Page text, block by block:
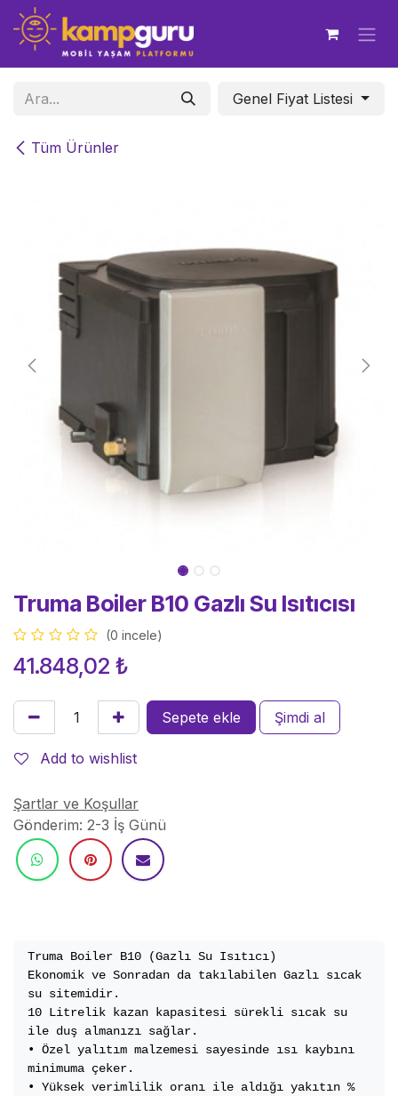
İçereği Atla
Tüm Ürünler
Genel Fiyat Listesi
Truma Boiler B10 Gazlı Su Isıtıcısı
(0 incele)
41.848,02 ₺
Sepete ekle Şimdi al
Add to wishlist
Şartlar ve Koşullar
Gönderim: 2-3 İş Günü
Truma Boiler B10 (Gazlı Su Isıtıcı)
Ekonomik ve Sonradan da takılabilen Gazlı sıcak
su sitemidir.
10 Litrelik kazan kapasitesi sürekli sıcak su
ile duş almanızı sağlar.
• Özel yalıtım malzemesi sayesinde ısı kaybını
minimuma çeker.
• Yüksek verimlilik oranı ile aldığı yakıtın %